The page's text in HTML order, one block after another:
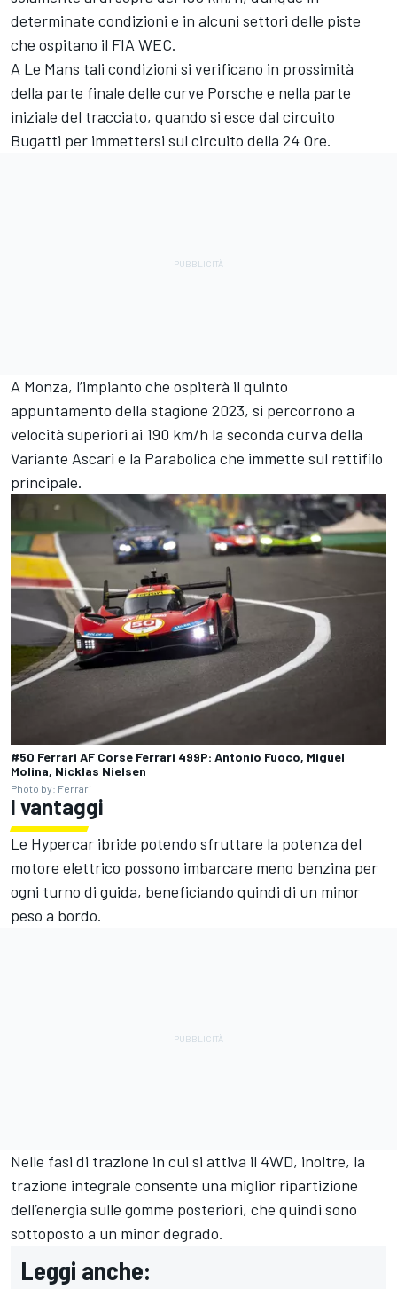
determinate condizioni e in alcuni settori delle piste
che ospitano il FIA WEC.
A Le Mans tali condizioni si verificano in prossimità
della parte finale delle curve Porsche e nella parte
iniziale del tracciato, quando si esce dal circuito
Bugatti per immettersi sul circuito della 24 Ore.
A Monza, l’impianto che ospiterà il quinto
appuntamento della stagione 2023, si percorrono a
velocità superiori ai 190 km/h la seconda curva della
Variante Ascari e la Parabolica che immette sul rettifilo
principale.
#50 Ferrari AF Corse Ferrari 499P: Antonio Fuoco, Miguel
Molina, Nicklas Nielsen
Photo by: Ferrari
I vantaggi
Le Hypercar ibride potendo sfruttare la potenza del
motore elettrico possono imbarcare meno benzina per
ogni turno di guida, beneficiando quindi di un minor
peso a bordo.
Nelle fasi di trazione in cui si attiva il 4WD, inoltre, la
trazione integrale consente una miglior ripartizione
dell’energia sulle gomme posteriori, che quindi sono
sottoposto a un minor degrado.
Leggi anche: